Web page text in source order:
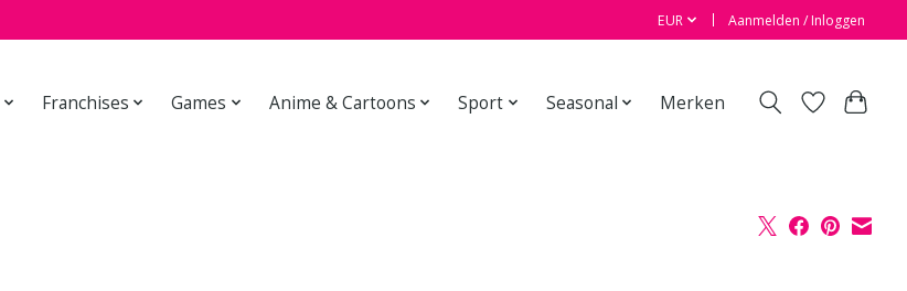
EUR Aanmelden / Inloggen
Franchises Games Anime & Cartoons Sport Seasonal Merken